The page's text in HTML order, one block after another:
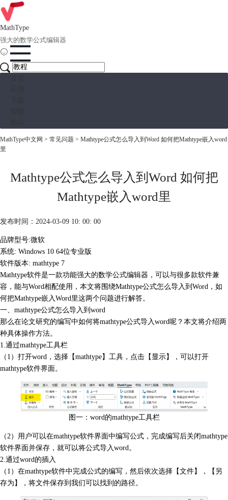
MathType
强大的数学公式编辑器
MathType中文网 > 常见问题 > Mathtype公式怎么导入到Word 如何把Mathtype嵌入word
里
Mathtype公式怎么导入到Word 如何把
Mathtype嵌入word里
发布时间：2024-03-09 10: 00: 00
品牌型号:微软
系统: Windows 10 64位专业版
软件版本: mathtype 7
Mathtype软件是一款功能强大的数学公式编辑器 ，可以与很多款软件兼
容，能与Word相配使用，本文将围绕Mathtype公式怎么导入到Word，如
何把Mathtype嵌入Word里这两个问题进行解答。
一、mathtype公式怎么导入到word
那么在论文研究的编写中如何将mathtype公式导入word呢？本文将介绍两
种具体操作方法。
1.通过mathtype工具栏
（1）打开word，选择【mathtype】工具，点击【显示】，可以打开
mathtype软件界面。
图一：word的mathtype工具栏
（2）用户可以在mathtype软件界面中编写公式，完成编写后关闭mathtype
软件界面并保存，就可以将公式导入word。
2.通过word的插入
（1）在mathtype软件中完成公式的编写，然后依次选择【文件】，【另
存为】，将文件保存到我们可以找到的路径。